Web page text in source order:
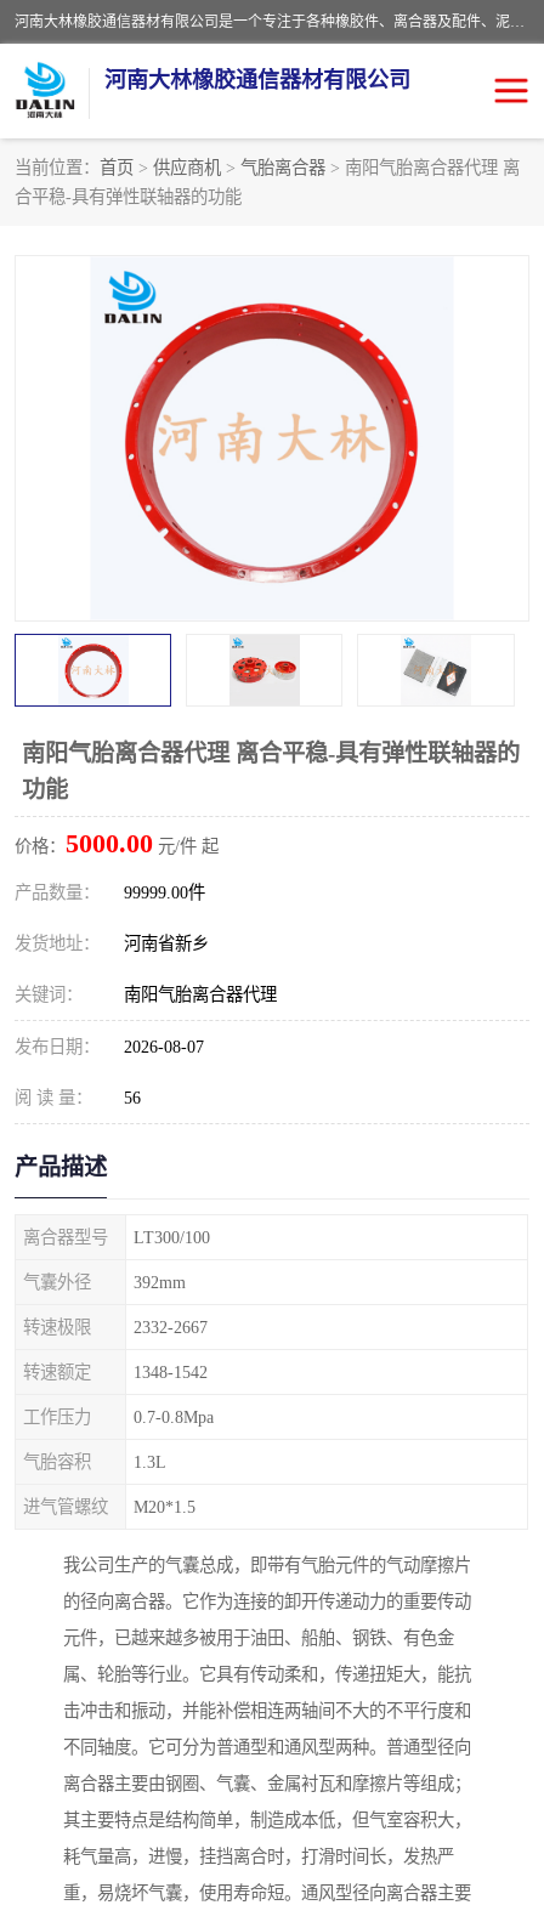
河南大林橡胶通信器材有限公司是一个专注于各种橡胶件、离合器及配件、泥浆泵及配件等产品设计制造和加工的企业。产品应用于矿山、冶金、石油、钢铁、化工、水泥、船舶、造纸、通用机械等各种大功率机械传动或制动装置。
河南大林橡胶通信器材有限公司
当前位置： 首页 > 供应商机 > 气胎离合器 > 南阳气胎离合器代理 离
合平稳-具有弹性联轴器的功能
南阳气胎离合器代理 离合平稳-具有弹性联轴器的
功能
价格： 5000.00 元/件 起
产品数量： 99999.00件
发货地址： 河南省新乡
关键词： 南阳气胎离合器代理
发布日期： 2026-08-07
阅 读 量： 56
产品描述
离合器型号 LT300/100
气囊外径 392mm
转速极限 2332-2667
转速额定 1348-1542
工作压力 0.7-0.8Mpa
气胎容积 1.3L
进气管螺纹 M20*1.5
我公司生产的气囊总成，即带有气胎元件的气动摩擦片
的径向离合器。它作为连接的卸开传递动力的重要传动
元件，已越来越多被用于油田、船舶、钢铁、有色金
属、轮胎等行业。它具有传动柔和，传递扭矩大，能抗
击冲击和振动，并能补偿相连两轴间不大的不平行度和
不同轴度。它可分为普通型和通风型两种。普通型径向
离合器主要由钢圈、气囊、金属衬瓦和摩擦片等组成；
其主要特点是结构简单，制造成本低，但气室容积大，
耗气量高，进慢，挂挡离合时，打滑时间长，发热严
重，易烧坏气囊，使用寿命短。通风型径向离合器主要
推盘离合器
VC离合器
PO隔膜离合器 气胎离合器
泥浆泵空气包胶囊 气动元件
DY隔膜式离合器 CB离合器
实芯轮胎
联轴器